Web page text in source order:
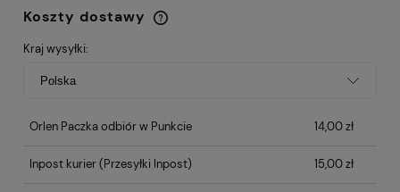
Koszty dostawy
Cena nie zawiera ewentualnych kosztów
płatności
Kraj wysyłki:
Orlen Paczka odbiór w Punkcie 14,00 zł
Inpost kurier(Przesyłki Inpost) 15,00 zł